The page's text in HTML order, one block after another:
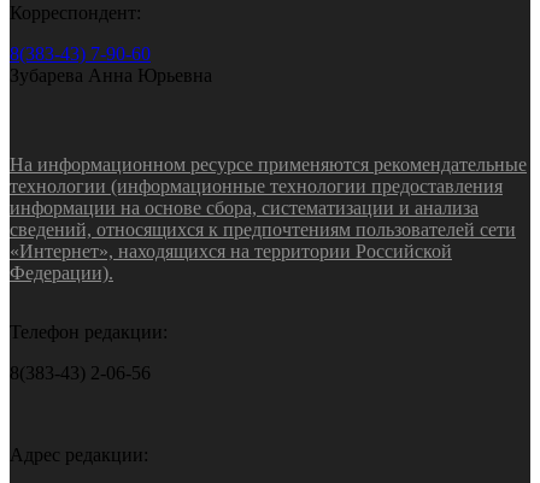
Корреспондент:
8(383-43) 7-90-60
Зубарева Анна Юрьевна
На информационном ресурсе применяются рекомендательные
технологии (информационные технологии предоставления
информации на основе сбора, систематизации и анализа
сведений, относящихся к предпочтениям пользователей сети
«Интернет», находящихся на территории Российской
Федерации).
Телефон редакции:
8(383-43) 2-06-56
Адрес редакции: